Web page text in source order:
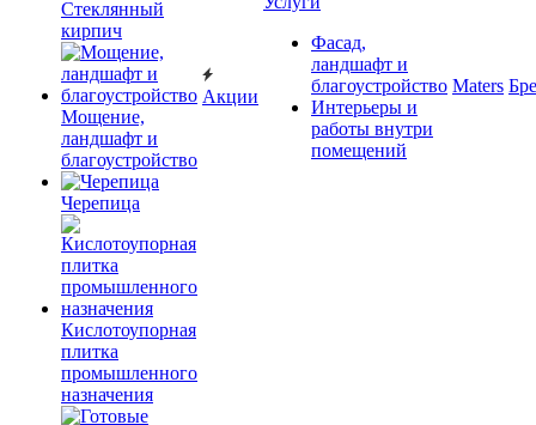
Cтеклянный
кирпич
Мощение,
ландшафт и
благоустройство
Черепица
Кислотоупорная
плитка
промышленного
назначения
Акции
Фасад,
ландшафт и
благоустройство
Интерьеры и
работы внутри
помещений
Maters